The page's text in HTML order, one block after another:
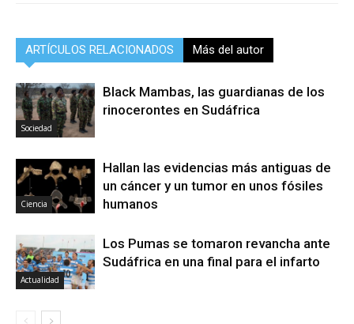
ARTÍCULOS RELACIONADOS Más del autor
Sociedad
Black Mambas, las guardianas de los
rinocerontes en Sudáfrica
Ciencia
Hallan las evidencias más antiguas de
un cáncer y un tumor en unos fósiles
humanos
Actualidad
Los Pumas se tomaron revancha ante
Sudáfrica en una final para el infarto